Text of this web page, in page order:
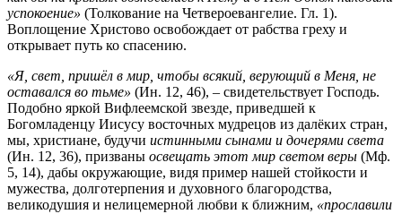
успокоение» (Толкование на Четвероевангелие. Гл. 1).
Воплощение Христово освобождает от рабства греху и
открывает путь ко спасению.
«Я, свет, пришёл в мир, чтобы всякий, верующий в Меня, не
оставался во тьме» (Ин. 12, 46), – свидетельствует Господь.
Подобно яркой Вифлеемской звезде, приведшей к
Богомладенцу Иисусу восточных мудрецов из далёких стран,
мы, христиане, будучи истинными сынами и дочерями света
(Ин. 12, 36), призваны освещать этот мир светом веры (Мф.
5, 14), дабы окружающие, видя пример нашей стойкости и
мужества, долготерпения и духовного благородства,
великодушия и нелицемерной любви к ближним, «прославили